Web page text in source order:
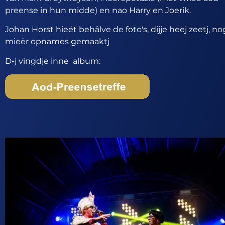
preense in hun midde) en nao Harry en Joerik.
Johan Horst hieët behâlve de foto's, dijje heej zeetj,
mieër opnames gemaaktj
D-j vingdje inne album: